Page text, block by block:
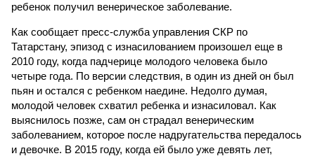
ребенок получил венерическое заболевание.
Как сообщает пресс-служба управления СКР по
Татарстану, эпизод с изнасилованием произошел еще в
2010 году, когда падчерице молодого человека было
четыре года. По версии следствия, в один из дней он был
пьян и остался с ребенком наедине. Недолго думая,
молодой человек схватил ребенка и изнасиловал. Как
выяснилось позже, сам он страдал венерическим
заболеванием, которое после надругательства передалось
и девочке. В 2015 году, когда ей было уже девять лет,